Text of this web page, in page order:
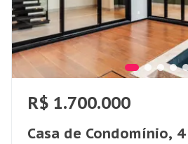
R$ 1.700.000
Casa de Condomínio,